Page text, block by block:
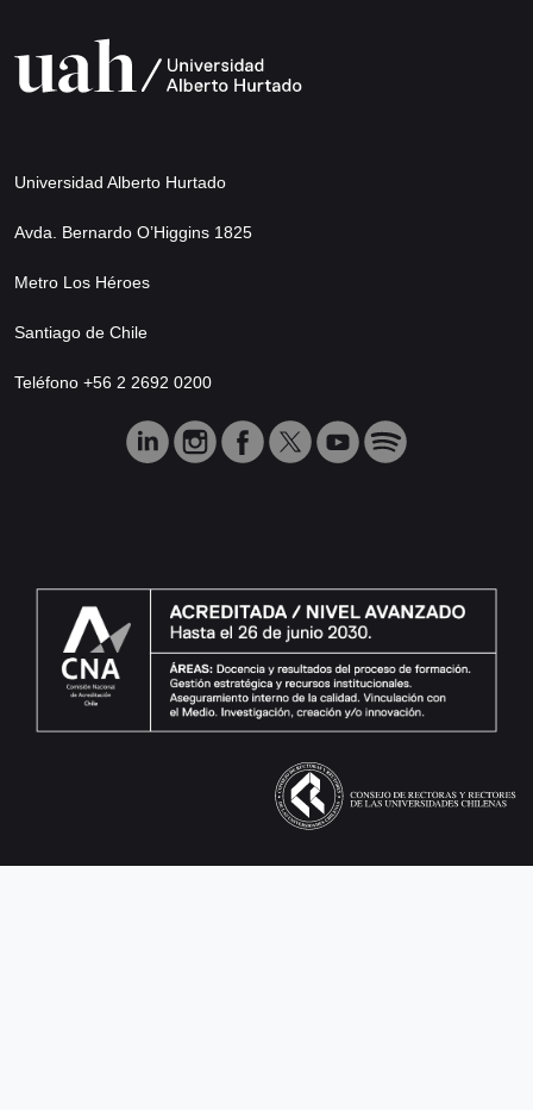
Universidad Alberto Hurtado
Avda. Bernardo O’Higgins 1825
Metro Los Héroes
Santiago de Chile
Teléfono +56 2 2692 0200